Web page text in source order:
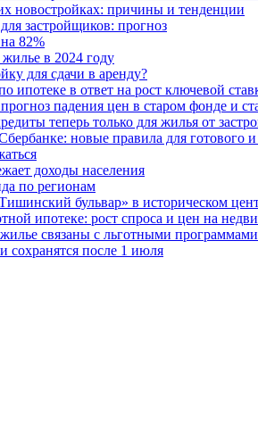
новостройках: причины и тенденции
застройщиков: прогноз
82%
в 2024 году
для сдачи в аренду?
ипотеке в ответ на рост ключевой
падения цен в старом фонде и
теперь только для жилья от
новые правила для готового
доходы населения
по регионам
бульвар» в историческом
ипотеке: рост спроса и цен на
связаны с льготными
сохранятся после 1 июля